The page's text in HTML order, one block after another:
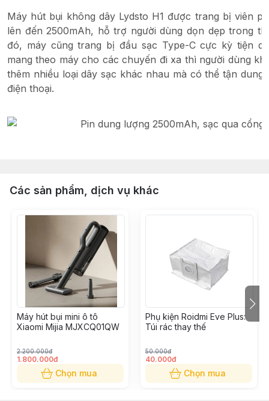
Máy hút bụi không dây Lydsto H1 được trang bị viên
lên đến 2500mAh, hỗ trợ người dùng dọn dẹp trong
đó, máy cũng trang bị đầu sạc Type-C cực kỳ tiện
mang theo máy cho các chuyến đi xa thì người dùng
thêm nhiều loại dây sạc khác nhau mà có thể tận dung
điện thoại.
Các sản phẩm, dịch vụ khác
Máy hút bụi mini ô tô
Xiaomi Mijia MJXCQ01QW
2.200.000đ
1.800.000đ
Chọn mua
Phụ kiện Roidmi Eve Plus:
Túi rác thay thế
50.000đ
40.000đ
Chọn mua